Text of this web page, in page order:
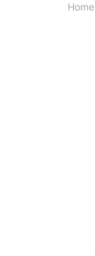
Home